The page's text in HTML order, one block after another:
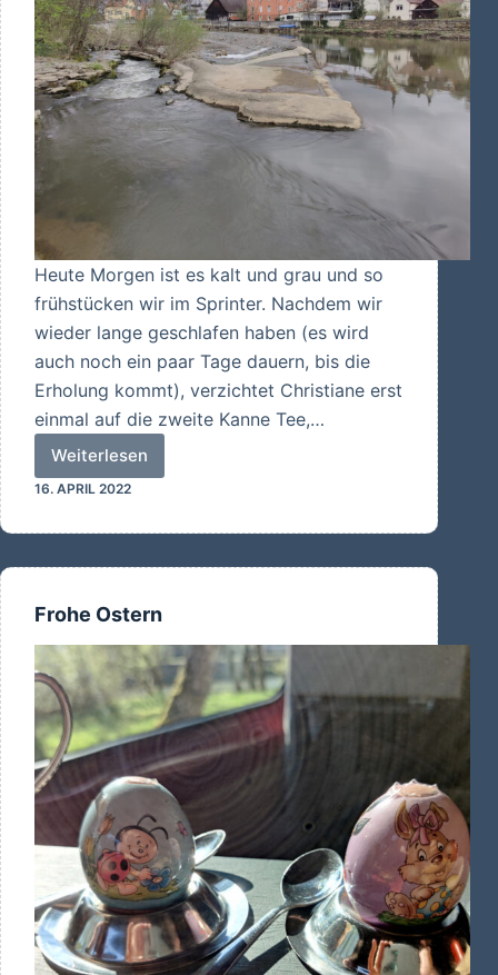
Heute Morgen ist es kalt und grau und so
frühstücken wir im Sprinter. Nachdem wir
wieder lange geschlafen haben (es wird
auch noch ein paar Tage dauern, bis die
Erholung kommt), verzichtet Christiane erst
einmal auf die zweite Kanne Tee,…
Weiterlesen
Einkaufen,
Lesen
16. APRIL 2022
Frohe Ostern